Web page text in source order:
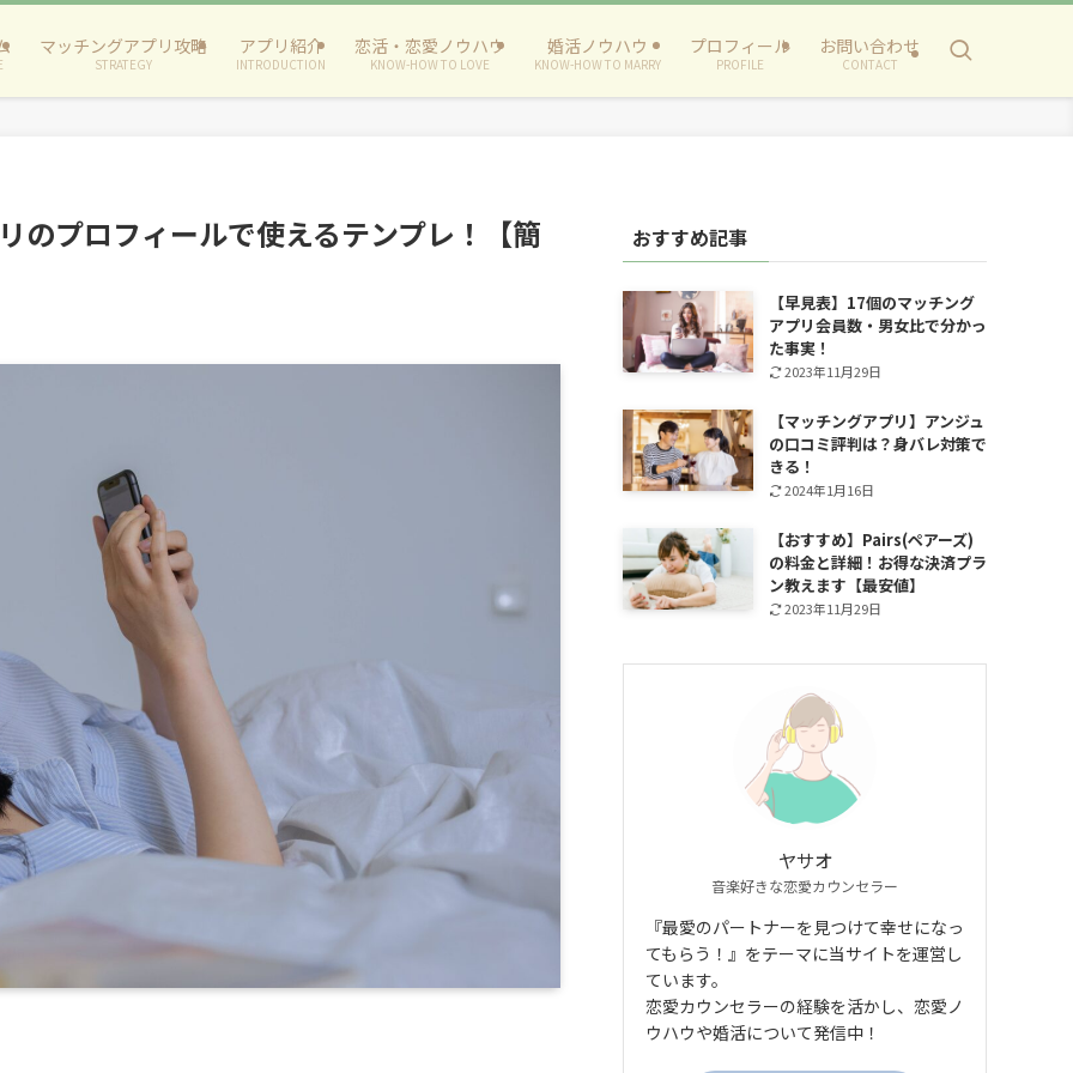
マッチングアプリ攻略
STRATEGY
アプリ紹介
INTRODUCTION
恋活・恋愛ノウハウ
KNOW-HOW TO LOVE
婚活ノウハウ
KNOW-HOW TO MARRY
プロフィール
PROFILE
お問い合わせ
CONTACT
のプロフィールで使えるテンプレ！【簡 おすすめ記事
【早見表】17個のマッチング
アプリ会員数・男女比で分かっ
た事実！
2023年11月29日
【マッチングアプリ】アンジュ
の口コミ評判は？身バレ対策で
きる！
2024年1月16日
【おすすめ】Pairs(ペアーズ)
の料金と詳細！お得な決済プラ
ン教えます【最安値】
2023年11月29日
ヤサオ
音楽好きな恋愛カウンセラー
『最愛のパートナーを見つけて幸せになっ
てもらう！』をテーマに当サイトを運営し
ています。
恋愛カウンセラーの経験を活かし、恋愛ノ
ウハウや婚活について発信中！